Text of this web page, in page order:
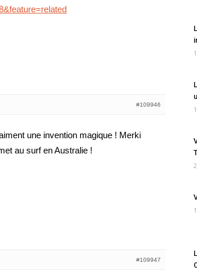
#109946
une invention magique ! Merki
au surf en Australie !
#109947